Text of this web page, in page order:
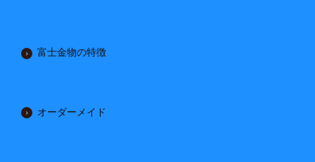
富士金物の特徴
オーダーメイド